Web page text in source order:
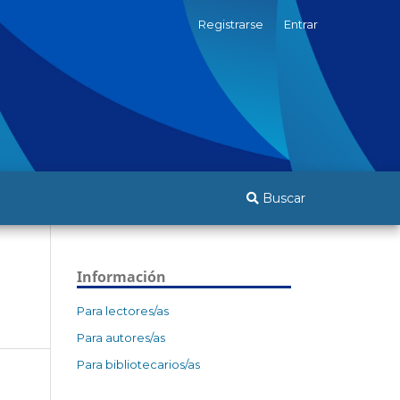
Buscar
Registrarse Entrar
Información
Para lectores/as
Para autores/as
Para bibliotecarios/as